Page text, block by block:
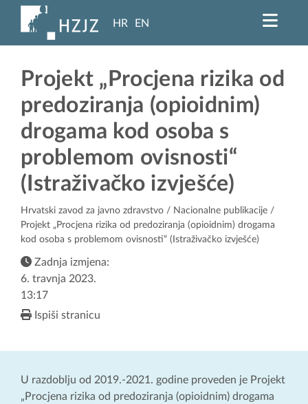
HR EN
Projekt „Procjena rizika od
predoziranja (opioidnim)
drogama kod osoba s
problemom ovisnosti“
(Istraživačko izvješće)
Hrvatski zavod za javno zdravstvo / Nacionalne publikacije /
Projekt „Procjena rizika od predoziranja (opioidnim) drogama
kod osoba s problemom ovisnosti“ (Istraživačko izvješće)
Zadnja izmjena:
6. travnja 2023.
13:17
Ispiši stranicu
U razdoblju od 2019.-2021. godine proveden je Projekt
„Procjena rizika od predoziranja (opioidnim) drogama